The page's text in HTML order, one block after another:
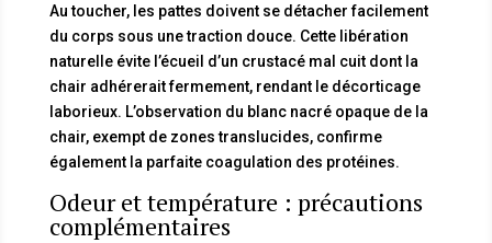
Au toucher, les pattes doivent se détacher facilement
du corps sous une traction douce. Cette libération
naturelle évite l’écueil d’un crustacé mal cuit dont la
chair adhérerait fermement, rendant le décorticage
laborieux. L’observation du blanc nacré opaque de la
chair, exempt de zones translucides, confirme
également la parfaite coagulation des protéines.
Odeur et température : précautions
complémentaires